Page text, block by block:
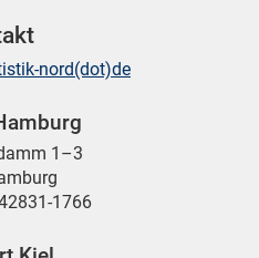
nord(dot)de
1–3
1766